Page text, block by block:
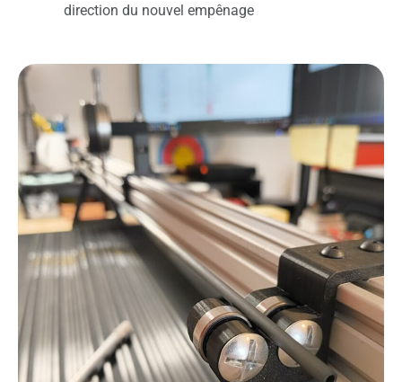
direction du nouvel empênage